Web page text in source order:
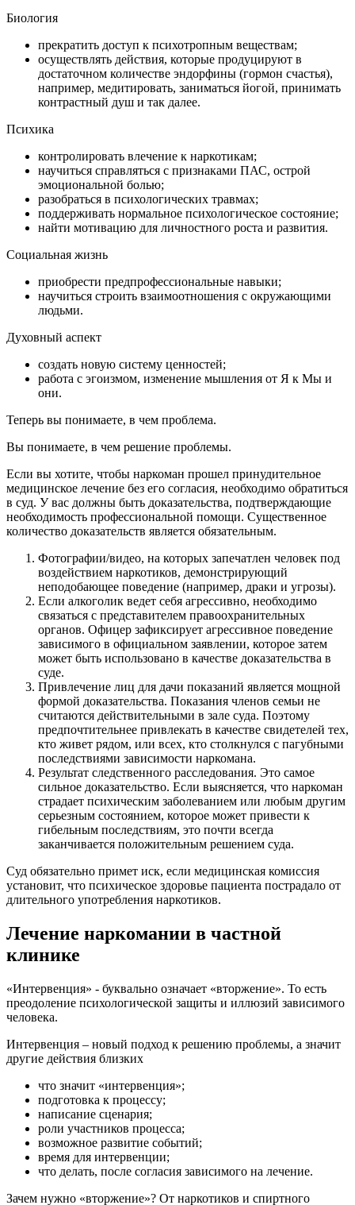
Биология
прекратить доступ к психотропным веществам;
осуществлять действия, которые продуцируют в
достаточном количестве эндорфины (гормон счастья),
например, медитировать, заниматься йогой, принимать
контрастный душ и так далее.
Психика
контролировать влечение к наркотикам;
научиться справляться с признаками ПАС, острой
эмоциональной болью;
разобраться в психологических травмах;
поддерживать нормальное психологическое состояние;
найти мотивацию для личностного роста и развития.
Социальная жизнь
приобрести предпрофессиональные навыки;
научиться строить взаимоотношения с окружающими
людьми.
Духовный аспект
создать новую систему ценностей;
работа с эгоизмом, изменение мышления от Я к Мы и
они.
Теперь вы понимаете, в чем проблема.
Вы понимаете, в чем решение проблемы.
Если вы хотите, чтобы наркоман прошел принудительное
медицинское лечение без его согласия, необходимо обратиться
в суд. У вас должны быть доказательства, подтверждающие
необходимость профессиональной помощи. Существенное
количество доказательств является обязательным.
Фотографии/видео, на которых запечатлен человек под
воздействием наркотиков, демонстрирующий
неподобающее поведение (например, драки и угрозы).
Если алкоголик ведет себя агрессивно, необходимо
связаться с представителем правоохранительных
органов. Офицер зафиксирует агрессивное поведение
зависимого в официальном заявлении, которое затем
может быть использовано в качестве доказательства в
суде.
Привлечение лиц для дачи показаний является мощной
формой доказательства. Показания членов семьи не
считаются действительными в зале суда. Поэтому
предпочтительнее привлекать в качестве свидетелей тех,
кто живет рядом, или всех, кто столкнулся с пагубными
последствиями зависимости наркомана.
Результат следственного расследования. Это самое
сильное доказательство. Если выясняется, что наркоман
страдает психическим заболеванием или любым другим
серьезным состоянием, которое может привести к
гибельным последствиям, это почти всегда
заканчивается положительным решением суда.
Суд обязательно примет иск, если медицинская комиссия
установит, что психическое здоровье пациента пострадало от
длительного употребления наркотиков.
Лечение наркомании в частной
клинике
«Интервенция» - буквально означает «вторжение». То есть
преодоление психологической защиты и иллюзий зависимого
человека.
Интервенция – новый подход к решению проблемы, а значит
другие действия близких
что значит «интервенция»;
подготовка к процессу;
написание сценария;
роли участников процесса;
возможное развитие событий;
время для интервенции;
что делать, после согласия зависимого на лечение.
Зачем нужно «вторжение»? От наркотиков и спиртного